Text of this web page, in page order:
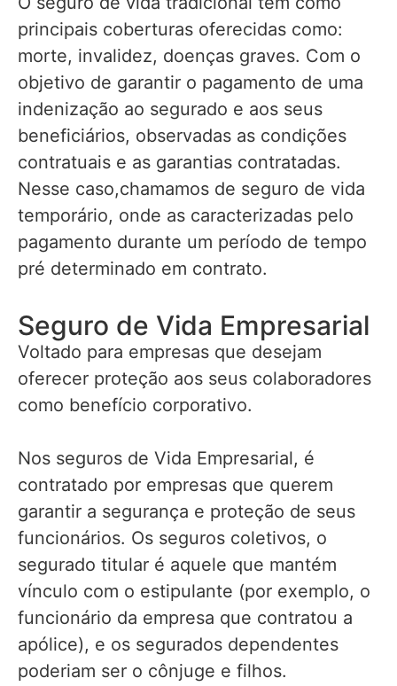
principais coberturas oferecidas como:
morte, invalidez, doenças graves. Com o
objetivo de garantir o pagamento de uma
indenização ao segurado e aos seus
beneficiários, observadas as condições
contratuais e as garantias contratadas.
Nesse caso,chamamos de seguro de vida
temporário, onde as caracterizadas pelo
pagamento durante um período de tempo
pré determinado em contrato.
Seguro de Vida Empresarial
Voltado para empresas que desejam
oferecer proteção aos seus colaboradores
como benefício corporativo.
Nos seguros de Vida Empresarial, é
contratado por empresas que querem
garantir a segurança e proteção de seus
funcionários. Os seguros coletivos, o
segurado titular é aquele que mantém
vínculo com o estipulante (por exemplo, o
funcionário da empresa que contratou a
apólice), e os segurados dependentes
poderiam ser o cônjuge e filhos.